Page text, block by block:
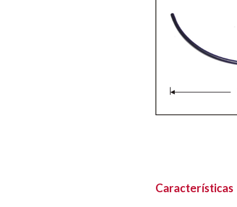
Características